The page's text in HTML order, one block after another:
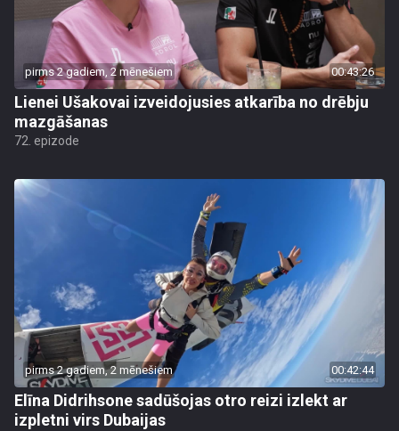
pirms 2 gadiem, 2 mēnešiem 00:43:26
Lienei Ušakovai izveidojusies atkarība no drēbju
mazgāšanas
72. epizode
pirms 2 gadiem, 2 mēnešiem 00:42:44
Elīna Didrihsone sadūšojas otro reizi izlekt ar
izpletni virs Dubaijas